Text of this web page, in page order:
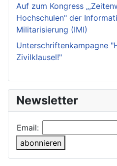
Auf zum Kongress
Hochschulen" der
Militarisierung (IMI)
Unterschriftenkampagne
Zivilklausel!"
Newsletter
Email:
abonnieren